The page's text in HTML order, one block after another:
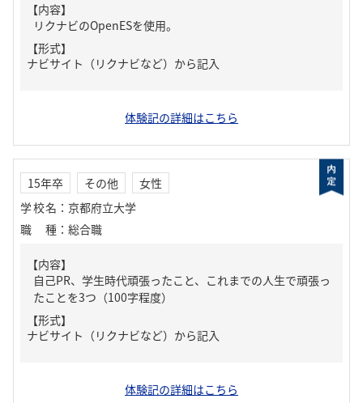
【内容】
リクナビのOpenESを使用。
【形式】
ナビサイト（リクナビなど）から記入
体験記の詳細はこちら
15年卒 その他
女性
学校名 ： 京都府立大学
職種 ： 総合職
【内容】
自己PR、学生時代頑張ったこと、これまでの人生で頑張っ
たことを3つ（100字程度）
【形式】
ナビサイト（リクナビなど）から記入
体験記の詳細はこちら